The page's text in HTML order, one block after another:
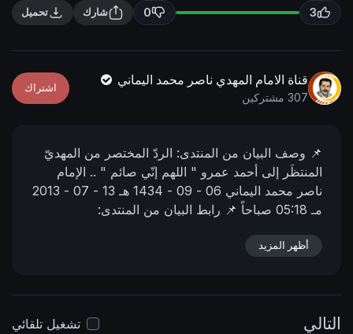
s
f
l
s
3
0 شارك تحميل
قناة الامام المهدي ناصر محمد اليماني
307 مشتركين
اشتراك
📌 وصف البیان من المنتدى: الردّ المختصر من المهديّ
المنتظَر إلى أحمد عمرو " اللهم إنّي صائم " .. الإمام
ناصر محمد اليماني 06 - 09 - 1434 هـ
13 - 07 - 2013
مـ 05:18 صباحاً
📌 رابط البيان من المنتدى:
p=10768
أظهر المزيد
التالي
تشغيل تلقائي